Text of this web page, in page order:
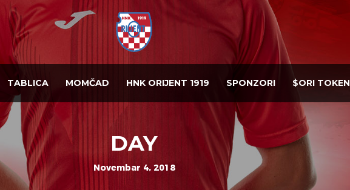
TABLICA MOMČAD HNK ORIJENT 1919 SPONZORI $ORI TOKEN
DAY
Novembar 4, 2018